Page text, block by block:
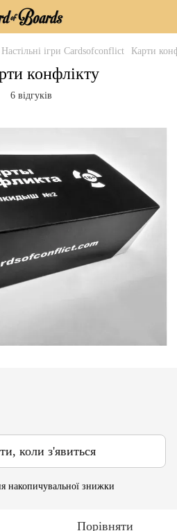
Настільні ігри Cardsofconflict Карти
конфлікту
6 відгуків
коли з'явиться
накопичувальної знижки
Порівняти